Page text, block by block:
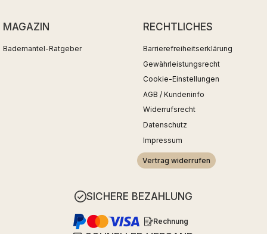
MAGAZIN
Bademantel-Ratgeber
RECHTLICHES
Barrierefreiheitserklärung
Gewährleistungsrecht
Cookie-Einstellungen
AGB / Kundeninfo
Widerrufsrecht
Datenschutz
Impressum
Vertrag widerrufen
SICHERE BEZAHLUNG
Rechnung